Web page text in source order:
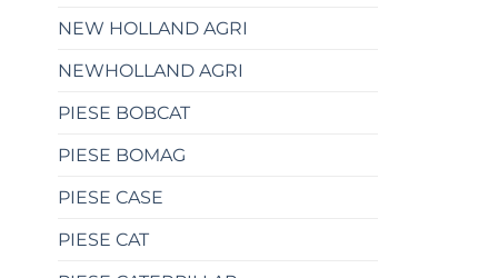
NEW HOLLAND AGRI
NEWHOLLAND AGRI
PIESE BOBCAT
PIESE BOMAG
PIESE CASE
PIESE CAT